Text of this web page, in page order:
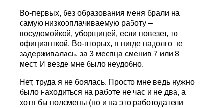
Во-первых, без образования меня брали на
самую низкооплачиваемую работу –
посудомойкой, уборщицей, если повезет, то
официанткой. Во-вторых, я нигде надолго не
задерживалась, за 3 месяца сменив 7 или 8
мест. И везде мне было неудобно.
Нет, труда я не боялась. Просто мне ведь нужно
было находиться на работе не час и не два, а
хотя бы полсмены (но и на это работодатели